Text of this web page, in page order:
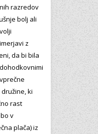
razredov
bolj ali
z
da bi bila
ki
rast
v
plača) iz